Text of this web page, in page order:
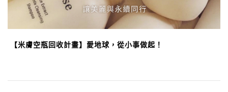
【米膚空瓶回收計畫】愛地球，從小事做起！